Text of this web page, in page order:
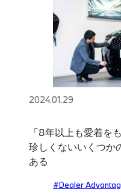
2024.01.29
「8年以上も愛着を
珍しくないいくつか
ある
#Dealer